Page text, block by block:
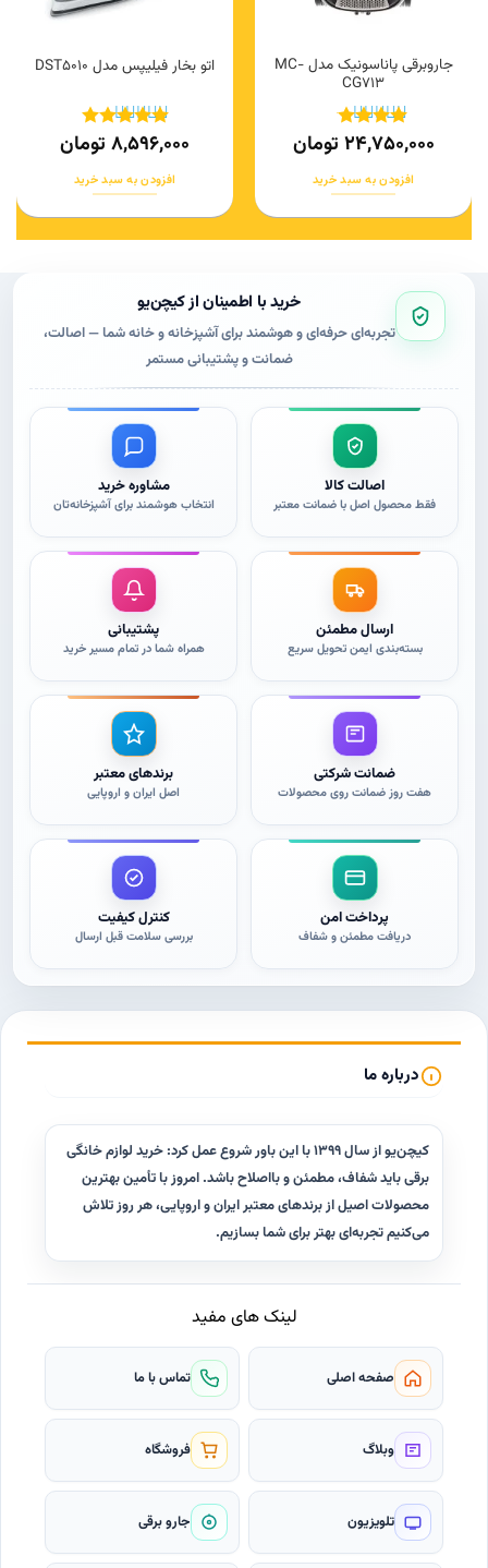
جاروبرقی پاناسونیک مدل MC-
CG713
نمره4
از 5
24,750,000 تومان
افزودن به سبد خرید
می
باشد.
ها
ممکن
است
در
صفحه
محصول
شوند
اتو بخار فیلیپس مدل DST5010
نمره 5از
5
8,596,000 تومان
افزودن به سبد خرید
می
باشد.
ها
ممکن
است
در
صفحه
محصول
شوند
خرید با اطمینان از کیچن‌یو
تجربه‌ای حرفه‌ای و هوشمند برای آشپزخانه و خانه شما — اصالت،
ضمانت و پشتیبانی مستمر
اصالت کالا
فقط محصول اصل با ضمانت معتبر
مشاوره خرید
انتخاب هوشمند برای آشپزخانه‌تان
ارسال مطمئن
بسته‌بندی ایمن تحویل سریع
پشتیبانی
همراه شما در تمام مسیر خرید
ضمانت شرکتی
هفت روز ضمانت روی محصولات
برندهای معتبر
اصل ایران و اروپایی
پرداخت امن
دریافت مطمئن و شفاف
کنترل کیفیت
بررسی سلامت قبل ارسال
درباره ما
کیچن‌یو از سال ۱۳۹۹ با این باور شروع عمل کرد: خرید لوازم خانگی
برقی باید شفاف، مطمئن و با‌اصلاح باشد. امروز با تأمین بهترین
محصولات اصیل از برندهای معتبر ایران و اروپایی، هر روز تلاش
می‌کنیم تجربه‌ای بهتر برای شما بسازیم.
لینک های مفید
صفحه اصلی تماس با ما
وبلاگ فروشگاه
تلویزیون جارو برقی